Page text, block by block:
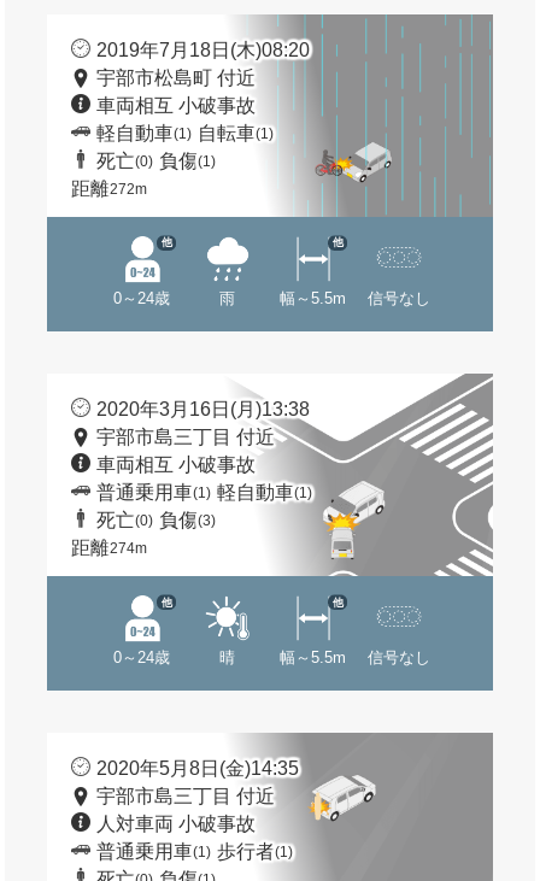
2019年7月18日(木)08:20
宇部市松島町 付近
車両相互 小破事故
軽自動車(1) 自転車(1)
死亡(0) 負傷(1)
距離272m
0～24歳
他
雨 幅～5.5m
他
信号なし
2020年3月16日(月)13:38
宇部市島三丁目 付近
車両相互 小破事故
普通乗用車(1) 軽自動車(1)
死亡(0) 負傷(3)
距離274m
0～24歳
他
晴 幅～5.5m
他
信号なし
2020年5月8日(金)14:35
宇部市島三丁目 付近
人対車両 小破事故
普通乗用車(1) 歩行者(1)